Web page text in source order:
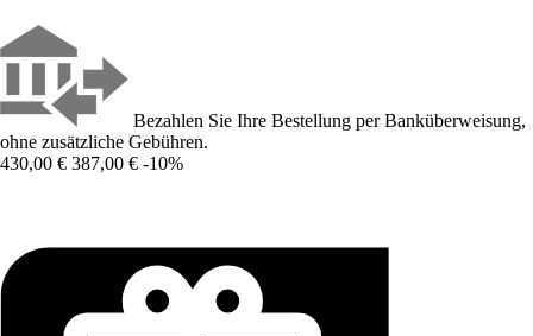
Bezahlen Sie Ihre Bestellung per Banküberweisung,
ohne zusätzliche Gebühren.
430,00 € 387,00 € -10%